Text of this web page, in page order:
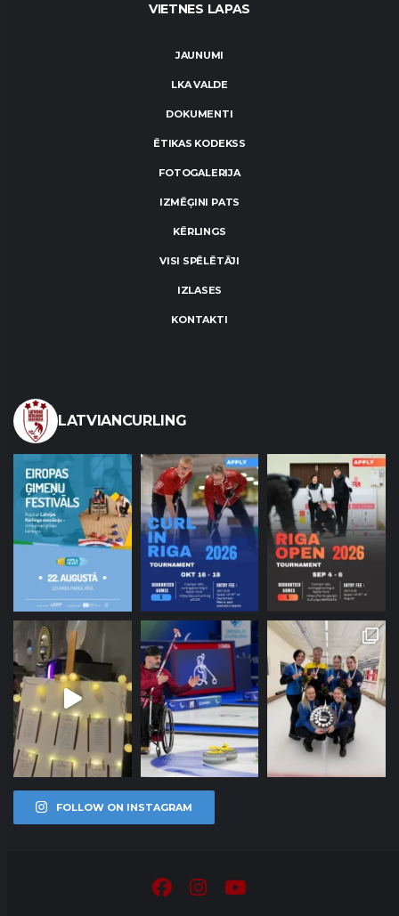
VIETNES LAPAS
JAUNUMI
LKA VALDE
DOKUMENTI
ĒTIKAS KODEKSS
FOTOGALERIJA
IZMĒĢINI PATS
KĒRLINGS
VISI SPĒLĒTĀJI
IZLASES
KONTAKTI
LATVIANCURLING
FOLLOW ON INSTAGRAM